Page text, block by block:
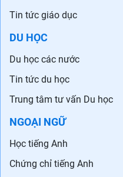
Tin tức giáo dục
DU HỌC
Du học các nước
Tin tức du học
Trung tâm tư vấn Du học
NGOẠI NGỮ
Học tiếng Anh
Chứng chỉ tiếng Anh